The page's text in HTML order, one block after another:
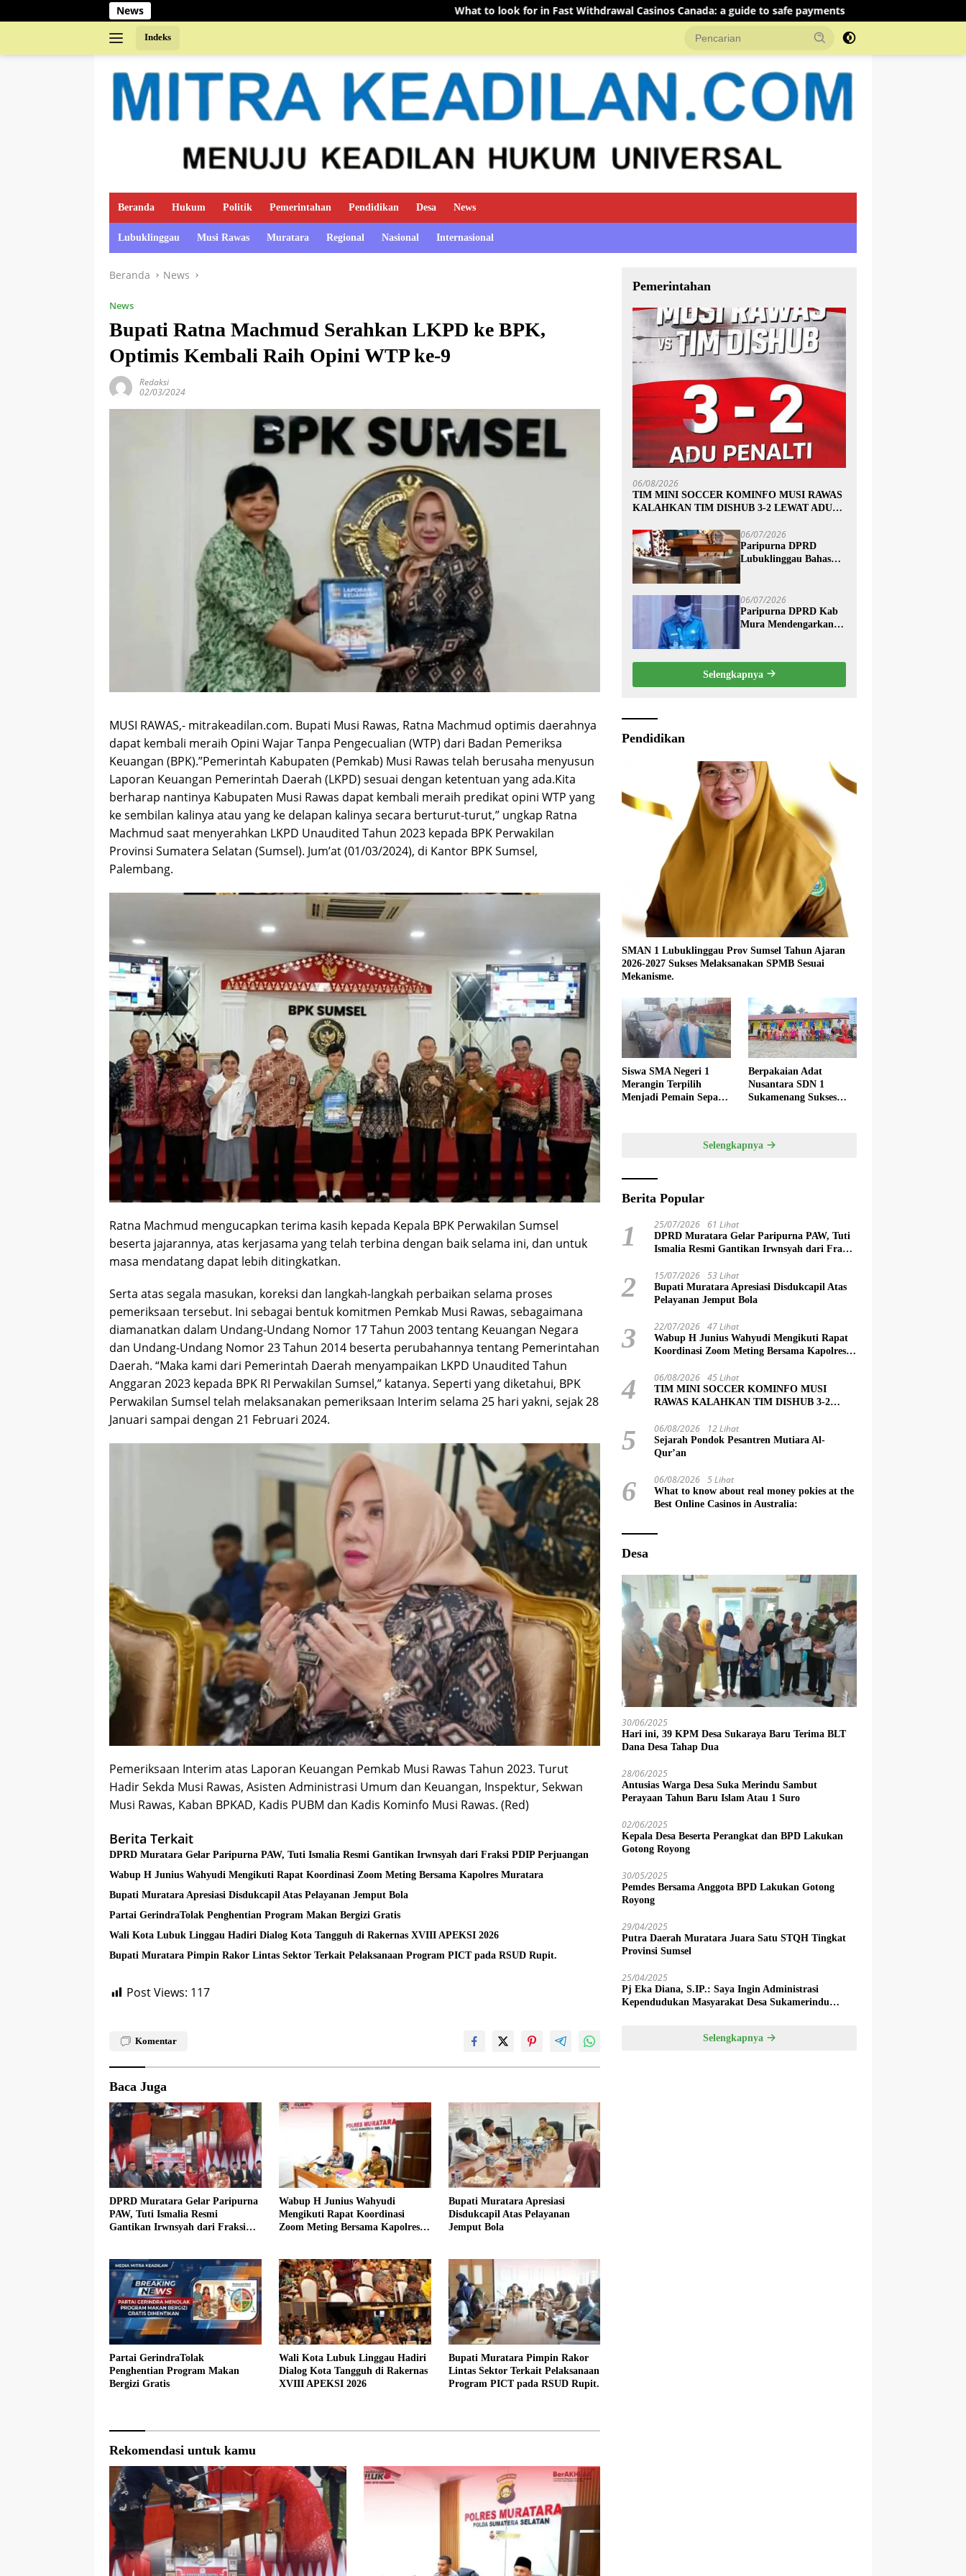
ke
News What to look for in Fast Withdrawal Casinos Canada: a guide to safe payments Step into the world of real money pokies
Indeks
Beranda Hukum Politik Pemerintahan Pendidikan Desa News
Lubuklinggau Musi Rawas Muratara Regional Nasional Internasional
Beranda News
News
Bupati Ratna Machmud Serahkan LKPD ke BPK,
Optimis Kembali Raih Opini WTP ke-9
Redaksi
02/03/2024
MUSI RAWAS,- mitrakeadilan.com. Bupati Musi Rawas, Ratna Machmud optimis daerahnya
dapat kembali meraih Opini Wajar Tanpa Pengecualian (WTP) dari Badan Pemeriksa
Keuangan (BPK).”Pemerintah Kabupaten (Pemkab) Musi Rawas telah berusaha menyusun
Laporan Keuangan Pemerintah Daerah (LKPD) sesuai dengan ketentuan yang ada.Kita
berharap nantinya Kabupaten Musi Rawas dapat kembali meraih predikat opini WTP yang
ke sembilan kalinya atau yang ke delapan kalinya secara berturut-turut,” ungkap Ratna
Machmud saat menyerahkan LKPD Unaudited Tahun 2023 kepada BPK Perwakilan
Provinsi Sumatera Selatan (Sumsel). Jum’at (01/03/2024), di Kantor BPK Sumsel,
Palembang.
Ratna Machmud mengucapkan terima kasih kepada Kepala BPK Perwakilan Sumsel
beserta jajarannya, atas kerjasama yang telah terbina dengan baik selama ini, dan untuk
masa mendatang dapat lebih ditingkatkan.
Serta atas segala masukan, koreksi dan langkah-langkah perbaikan selama proses
pemeriksaan tersebut. Ini sebagai bentuk komitmen Pemkab Musi Rawas, sebagaimana
diamanatkan dalam Undang-Undang Nomor 17 Tahun 2003 tentang Keuangan Negara
dan Undang-Undang Nomor 23 Tahun 2014 beserta perubahannya tentang Pemerintahan
Daerah. “Maka kami dari Pemerintah Daerah menyampaikan LKPD Unaudited Tahun
Anggaran 2023 kepada BPK RI Perwakilan Sumsel,” katanya. Seperti yang diketahui, BPK
Perwakilan Sumsel telah melaksanakan pemeriksaan Interim selama 25 hari yakni, sejak 28
Januari sampai dengan 21 Februari 2024.
Pemeriksaan Interim atas Laporan Keuangan Pemkab Musi Rawas Tahun 2023. Turut
Hadir Sekda Musi Rawas, Asisten Administrasi Umum dan Keuangan, Inspektur, Sekwan
Musi Rawas, Kaban BPKAD, Kadis PUBM dan Kadis Kominfo Musi Rawas. (Red)
Berita Terkait
DPRD Muratara Gelar Paripurna PAW, Tuti Ismalia Resmi Gantikan Irwnsyah dari Fraksi PDIP Perjuangan
Wabup H Junius Wahyudi Mengikuti Rapat Koordinasi Zoom Meting Bersama Kapolres Muratara
Bupati Muratara Apresiasi Disdukcapil Atas Pelayanan Jemput Bola
Partai GerindraTolak Penghentian Program Makan Bergizi Gratis
Wali Kota Lubuk Linggau Hadiri Dialog Kota Tangguh di Rakernas XVIII APEKSI 2026
Bupati Muratara Pimpin Rakor Lintas Sektor Terkait Pelaksanaan Program PICT pada RSUD Rupit.
Post Views: 117
Komentar
Baca Juga
DPRD Muratara Gelar Paripurna
PAW, Tuti Ismalia Resmi
Gantikan Irwnsyah dari Fraksi
Wabup H Junius Wahyudi
Mengikuti Rapat Koordinasi
Zoom Meting Bersama Kapolres
Bupati Muratara Apresiasi
Disdukcapil Atas Pelayanan
Jemput Bola
Partai GerindraTolak
Penghentian Program Makan
Bergizi Gratis
Wali Kota Lubuk Linggau Hadiri
Dialog Kota Tangguh di Rakernas
XVIII APEKSI 2026
Bupati Muratara Pimpin Rakor
Lintas Sektor Terkait Pelaksanaan
Program PICT pada RSUD Rupit.
Rekomendasi untuk kamu
Pemerintahan
06/08/2026
TIM MINI SOCCER KOMINFO MUSI RAWAS
KALAHKAN TIM DISHUB 3-2 LEWAT ADU
06/07/2026
Paripurna DPRD
Lubuklinggau Bahas
Sampaikan Jawaban
Eksekutif
06/07/2026
Paripurna DPRD Kab
Mura Mendengarkan
Raperda Tentang
Pertanggungjawaban
APBD Kabupaten Musi
Selengkapnya
Pendidikan
SMAN 1 Lubuklinggau Prov Sumsel Tahun Ajaran
2026-2027 Sukses Melaksanakan SPMB Sesuai
Mekanisme.
Siswa SMA Negeri 1
Merangin Terpilih
Menjadi Pemain Sepak
Berpakaian Adat
Nusantara SDN 1
Sukamenang Sukses
Selengkapnya
Berita Popular
1 25/07/2026 61 Lihat
DPRD Muratara Gelar Paripurna PAW, Tuti
Ismalia Resmi Gantikan Irwnsyah dari Fraksi
2 15/07/2026 53 Lihat
Bupati Muratara Apresiasi Disdukcapil Atas
Pelayanan Jemput Bola
3 22/07/2026 47 Lihat
Wabup H Junius Wahyudi Mengikuti Rapat
Koordinasi Zoom Meting Bersama Kapolres
4 06/08/2026 45 Lihat
TIM MINI SOCCER KOMINFO MUSI
RAWAS KALAHKAN TIM DISHUB 3-2
5 06/08/2026 12 Lihat
Sejarah Pondok Pesantren Mutiara Al-
Qur’an
6 06/08/2026 5 Lihat
What to know about real money pokies at the
Best Online Casinos in Australia:
Desa
30/06/2025
Hari ini, 39 KPM Desa Sukaraya Baru Terima BLT
Dana Desa Tahap Dua
28/06/2025
Antusias Warga Desa Suka Merindu Sambut
Perayaan Tahun Baru Islam Atau 1 Suro
02/06/2025
Kepala Desa Beserta Perangkat dan BPD Lakukan
Gotong Royong
30/05/2025
Pemdes Bersama Anggota BPD Lakukan Gotong
Royong
29/04/2025
Putra Daerah Muratara Juara Satu STQH Tingkat
Provinsi Sumsel
25/04/2025
Pj Eka Diana, S.IP.: Saya Ingin Administrasi
Kependudukan Masyarakat Desa Sukamerindu
Selengkapnya